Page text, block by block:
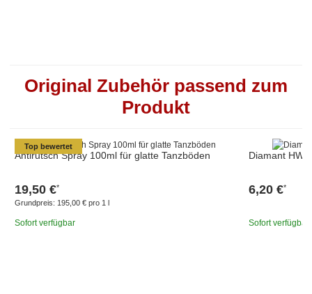
Original Zubehör passend zum
Produkt
Top bewertet
Antirutsch Spray 100ml für glatte Tanzböden
19,50 €*
Grundpreis: 195,00 € pro 1 l
Sofort verfügbar
Diamant
6,20 €*
Sofort verfügbar